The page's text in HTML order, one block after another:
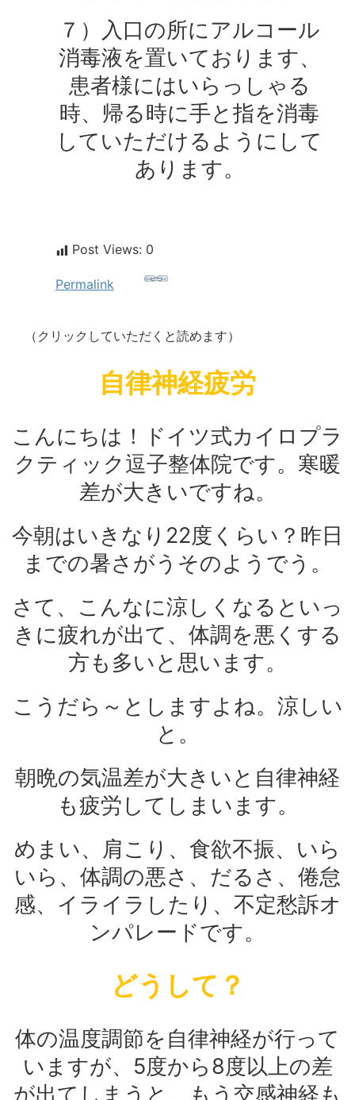
７）入口の所にアルコール
消毒液を置いております、
患者様にはいらっしゃる
時、帰る時に手と指を消毒
していただけるようにして
あります。
Post Views: 0
Permalink
（クリックしていただくと読めます）
自律神経疲労
こんにちは！ドイツ式カイロプラ
クティック逗子整体院です。寒暖
差が大きいですね。
今朝はいきなり22度くらい？昨日
までの暑さがうそのようでう。
さて、こんなに涼しくなるといっ
きに疲れが出て、体調を悪くする
方も多いと思います。
こうだら～としますよね。涼しい
と。
朝晩の気温差が大きいと自律神経
も疲労してしまいます。
めまい、肩こり、食欲不振、いら
いら、体調の悪さ、だるさ、倦怠
感、イライラしたり、不定愁訴オ
ンパレードです。
どうして？
体の温度調節を自律神経が行って
いますが、5度から8度以上の差
が出てしまうと、もう交感神経も